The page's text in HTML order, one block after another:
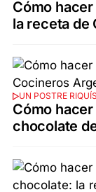
Cómo
la receta de
UN POSTRE
Cómo
chocolate